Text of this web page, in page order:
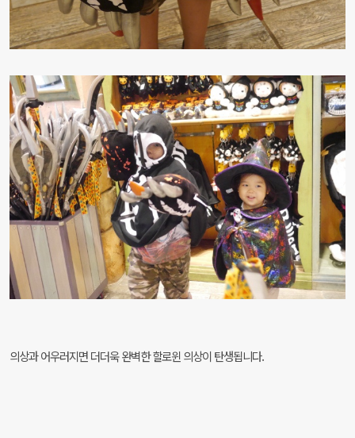
의상과 어우러지면 더더욱 완벽한 할로윈 의상이 탄생됩니다.